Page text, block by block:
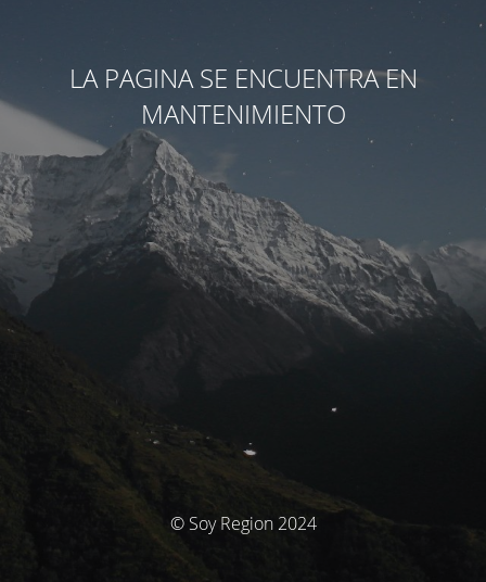
LA PAGINA SE ENCUENTRA EN
MANTENIMIENTO
© Soy Region 2024